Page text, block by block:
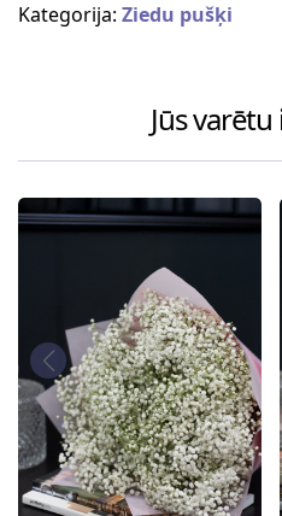
Kategorija: Ziedu pušķi
Jūs